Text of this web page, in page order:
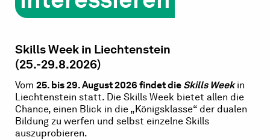
Skills Week in Liechtenstein
(25.-29.8.2026)
Vom 25. bis 29. August 2026 findet die Skills Weekin
Liechtenstein statt. Die Skills Week bietet allen die
Chance, einen Blick in die „Königsklasse“ der dualen
Bildung zu werfen und selbst einzelne Skills
auszuprobieren.